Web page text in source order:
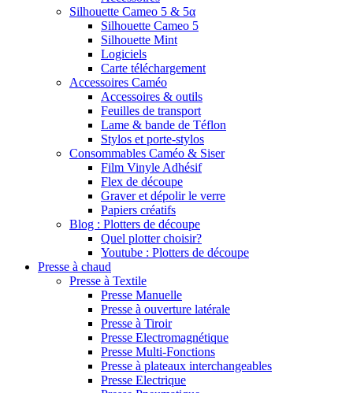
Silhouette Cameo 5 & 5α
Silhouette Cameo 5
Silhouette Mint
Logiciels
Carte téléchargement
Accessoires Caméo
Accessoires & outils
Feuilles de transport
Lame & bande de Téflon
Stylos et porte-stylos
Consommables Caméo & Siser
Film Vinyle Adhésif
Flex de découpe
Graver et dépolir le verre
Papiers créatifs
Blog : Plotters de découpe
Quel plotter choisir?
Youtube : Plotters de découpe
Presse à chaud
Presse à Textile
Presse Manuelle
Presse à ouverture latérale
Presse à Tiroir
Presse Electromagnétique
Presse Multi-Fonctions
Presse à plateaux interchangeables
Presse Electrique